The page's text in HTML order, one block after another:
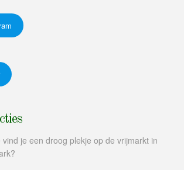
vind je een droog plekje op de vrijmarkt in